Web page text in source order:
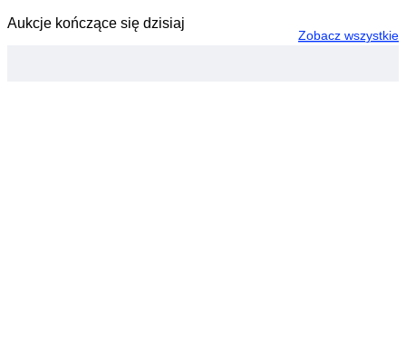
Aukcje kończące się dzisiaj
Zobacz wszystkie